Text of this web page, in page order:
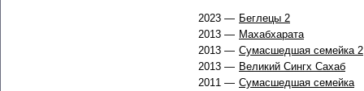
2023 — Беглецы 2
2013 — Махабхарата
2013 — Сумасшедшая семейка 2
2013 — Великий Сингх Сахаб
2011 — Сумасшедшая семейка